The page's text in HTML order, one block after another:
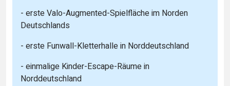
- erste Valo-Augmented-Spielfläche im Norden
Deutschlands
- erste Funwall-Kletterhalle in Norddeutschland
- einmalige Kinder-Escape-Räume in
Norddeutschland